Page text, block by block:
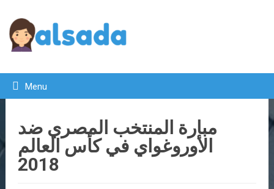
Menu
مبارة المنتخب المصري ضد
الأوروغواي في كأس العالم
2018